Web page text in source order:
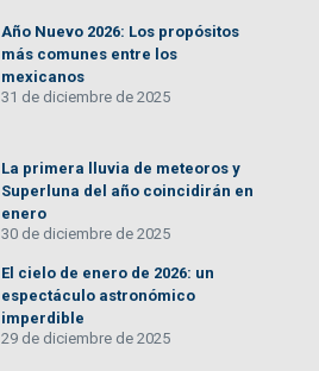
Año Nuevo 2026: Los propósitos
más comunes entre los
mexicanos
31 de diciembre de 2025
La primera lluvia de meteoros y
Superluna del año coincidirán en
enero
30 de diciembre de 2025
El cielo de enero de 2026: un
espectáculo astronómico
imperdible
29 de diciembre de 2025